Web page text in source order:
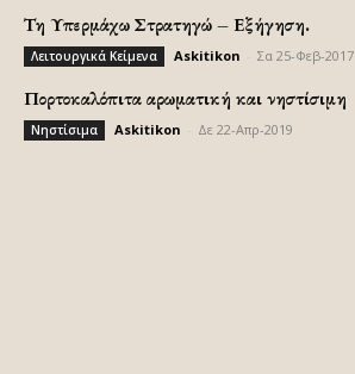
Τη Υπερμάχω Στρατηγώ – Εξήγηση.
Λειτουργικά Κείμενα Askitikon Σα 25-Φεβ-2017
Πορτοκαλόπιτα αρωματική και νηστίσιμη
Νηστίσιμα Askitikon Δε 22-Απρ-2019